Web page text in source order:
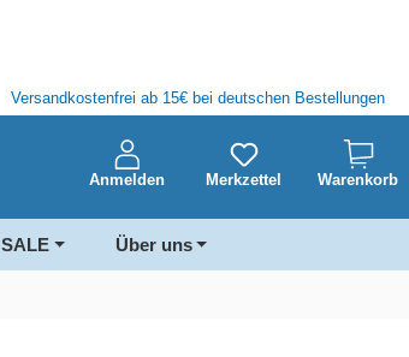
Versandkostenfrei ab 15€ bei deutschen Bestellungen
Anmelden Merkzettel Warenkorb
SALE Über uns